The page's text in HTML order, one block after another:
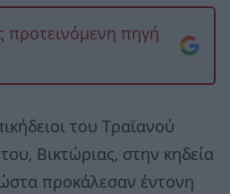
προτεινόμενη πηγή
του Τραϊανού
Βικτώριας, στην κηδεία
προκάλεσαν έντονη